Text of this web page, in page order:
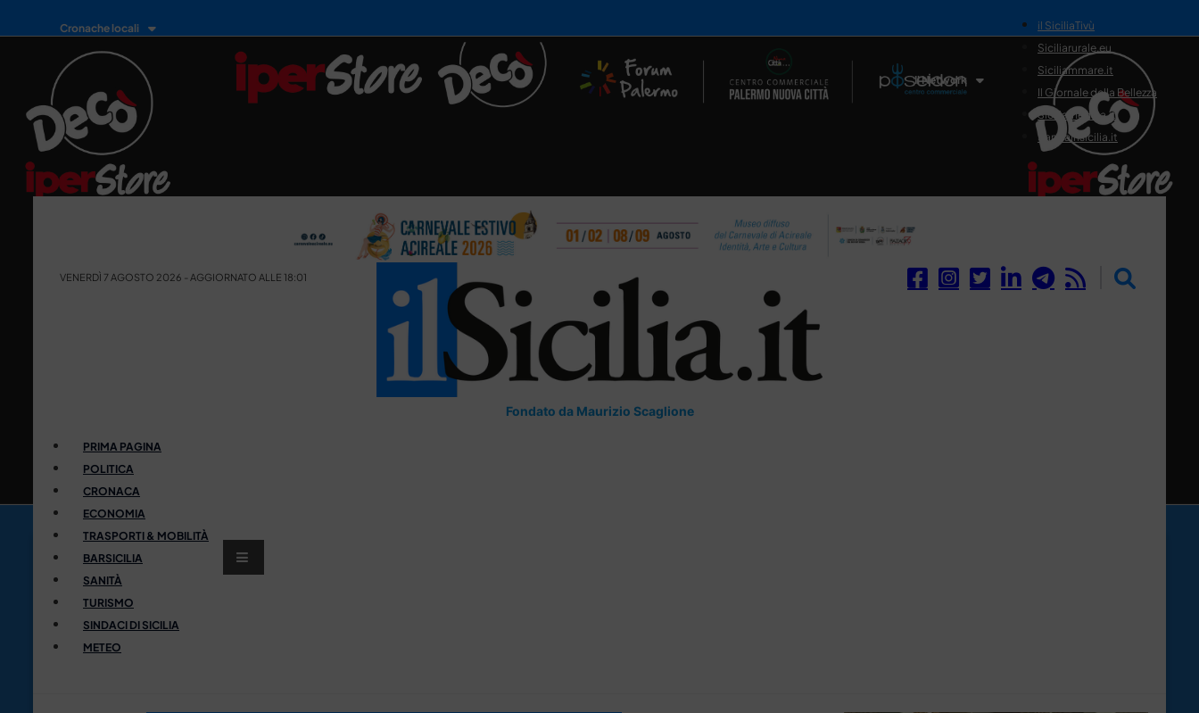
Cronache locali
Il Network
il SiciliaTivù
Siciliarurale.eu
Siciliammare.it
Il Giornale della Bellezza
Siciliamedica.it
Sanitainsicilia.it
VENERDÌ 7 AGOSTO 2026 - AGGIORNATO ALLE 18:01
Fondato da Maurizio Scaglione
PRIMA PAGINA
POLITICA
CRONACA
ECONOMIA
TRASPORTI & MOBILITÀ
BARSICILIA
SANITÀ
TURISMO
SINDACI DI SICILIA
METEO